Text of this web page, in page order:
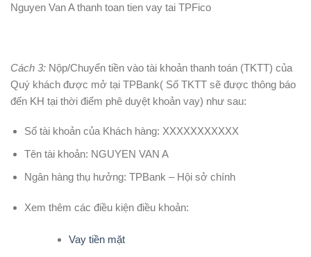
Nguyen Van A thanh toan tien vay tai TPFico
Cách 3: Nộp/Chuyển tiền vào tài khoản thanh toán (TKTT) của
Quý khách được mở tại TPBank( Số TKTT sẽ được thông báo
đến KH tại thời điểm phê duyệt khoản vay) như sau:
Số tài khoản của Khách hàng: XXXXXXXXXXX
Tên tài khoản: NGUYEN VAN A
Ngân hàng thụ hưởng: TPBank – Hội sở chính
Xem thêm các điều kiện điều khoản:
Vay tiền mặt